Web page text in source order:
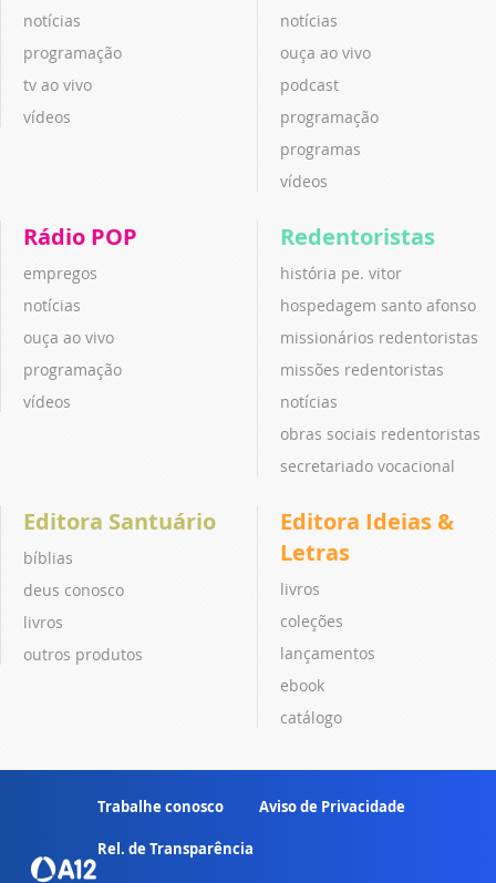
notícias
programação
tv ao vivo
vídeos
notícias
ouça ao vivo
podcast
programação
programas
vídeos
Rádio POP
empregos
notícias
ouça ao vivo
programação
vídeos
Redentoristas
história pe. vitor
hospedagem santo afonso
missionários redentoristas
missões redentoristas
notícias
obras sociais redentoristas
secretariado vocacional
Editora Santuário
bíblias
deus conosco
livros
outros produtos
Editora Ideias &
Letras
livros
coleções
lançamentos
ebook
catálogo
Trabalhe conosco Aviso de Privacidade
Rel. de Transparência